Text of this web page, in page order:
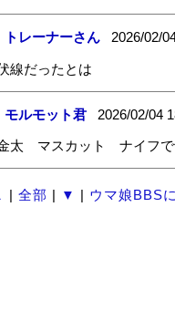
トレーナーさん2026/02/
線だったとは
モルモット君2026/02/04
太 マスカット ナイフで
| 全部 | ▼ | ウマ娘BBS